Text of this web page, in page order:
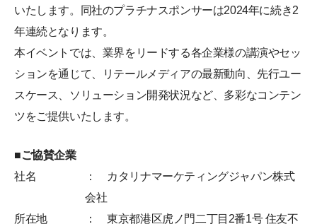
いたします。同社のプラチナスポンサーは2024年に続き2
年連続となります。
本イベントでは、業界をリードする各企業様の講演やセッ
ションを通じて、リテールメディアの最新動向、先行ユー
スケース、ソリューション開発状況など、多彩なコンテン
ツをご提供いたします。
■ご協賛企業
社名
： カタリナマーケティングジャパン株式
会社
所在地
： 東京都港区虎ノ門二丁目2番1号 住友不